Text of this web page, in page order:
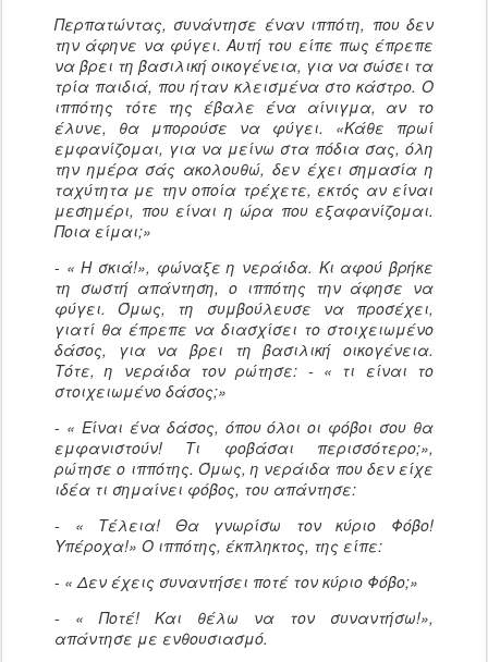
Περπατώντας, συνάντησε έναν ιππότη, που δεν
την άφηνε να φύγει. Αυτή του είπε πως έπρεπε
να βρει τη βασιλική οικογένεια, για να σώσει τα
τρία παιδιά, που ήταν κλεισμένα στο κάστρο. Ο
ιππότης τότε της έβαλε ένα αίνιγμα, αν το
έλυνε, θα μπορούσε να φύγει. «Κάθε πρωί
εμφανίζομαι, για να μείνω στα πόδια σας, όλη
την ημέρα σάς ακολουθώ, δεν έχει σημασία η
ταχύτητα με την οποία τρέχετε, εκτός αν είναι
μεσημέρι, που είναι η ώρα που εξαφανίζομαι.
Ποια είμαι;»
- « Η σκιά!», φώναξε η νεράιδα. Κι αφού βρήκε
τη σωστή απάντηση, ο ιππότης την άφησε να
φύγει. Όμως, τη συμβούλευσε να προσέχει,
γιατί θα έπρεπε να διασχίσει το στοιχειωμένο
δάσος, για να βρει τη βασιλική οικογένεια.
Τότε, η νεράιδα τον ρώτησε: - « τι είναι το
στοιχειωμένο δάσος;»
- « Είναι ένα δάσος, όπου όλοι οι φόβοι σου θα
εμφανιστούν! Τι φοβάσαι περισσότερο;»,
ρώτησε ο ιππότης. Όμως, η νεράιδα που δεν είχε
ιδέα τι σημαίνει φόβος, του απάντησε:
- « Τέλεια! Θα γνωρίσω τον κύριο Φόβο!
Υπέροχα!» Ο ιππότης, έκπληκτος, της είπε:
- « Δεν έχεις συναντήσει ποτέ τον κύριο Φόβο;»
- « Ποτέ! Και θέλω να τον συναντήσω!»,
απάντησε με ενθουσιασμό.